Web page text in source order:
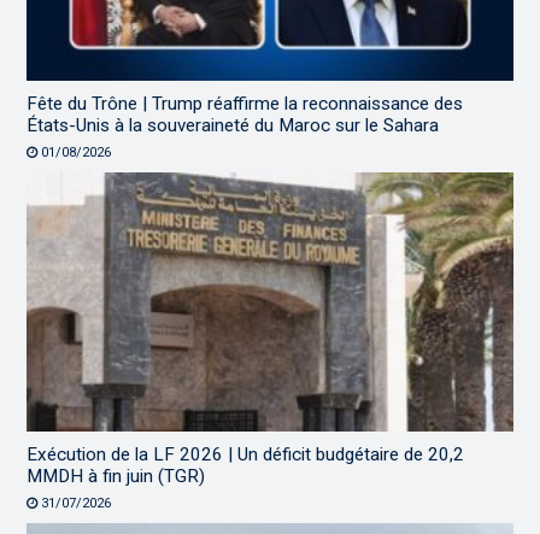
Fête du Trône | Trump réaffirme la reconnaissance des
États-Unis à la souveraineté du Maroc sur le Sahara
01/08/2026
Exécution de la LF 2026 | Un déficit budgétaire de 20,2
MMDH à fin juin (TGR)
31/07/2026